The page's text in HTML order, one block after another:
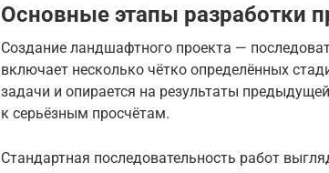
Основные этапы разработки
Создание ландшафтного проекта —
включает несколько чётко определённых
задачи и опирается на результаты
к серьёзным просчётам.
Стандартная последовательность работ